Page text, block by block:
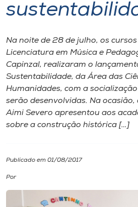
Internacionalização
I.nova
Diplomados
Na noite de 28 de julho, os
Licenciatura em Música e
Capinzal, realizaram o
Sustentabilidade, da Área das
Humanidades, com a
serão desenvolvidas. Na
Aimi Severo apresentou aos
sobre a construção histórica […]
Publicado em 01/08/2017
Por